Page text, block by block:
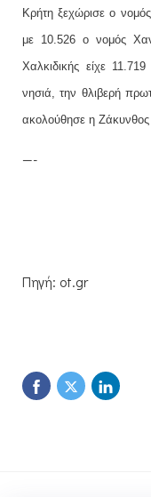
Κρήτη ξεχώρισε ο
με 10.526 ο νομός
Χαλκιδικής είχε
νησιά, την θλιβερή
ακολούθησε η Ζάκυνθος
—-
Πηγή: ot.gr